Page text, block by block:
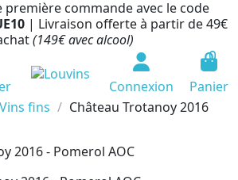
première commande avec le code
| Livraison offerte à partir de 49€
(149€ avec alcool)
Connexion
0
Panier
Vins fins
Château Trotanoy 2016